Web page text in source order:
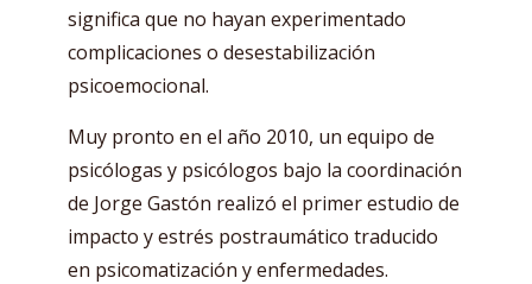
significa que no hayan experimentado
complicaciones o desestabilización
psicoemocional.
Muy pronto en el año 2010, un equipo de
psicólogas y psicólogos bajo la coordinación
de Jorge Gastón realizó el primer estudio de
impacto y estrés postraumático traducido
en psicomatización y enfermedades.